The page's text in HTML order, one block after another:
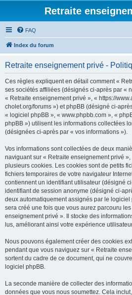
Retraite
FAQ
Index du forum
Retraite enseignement privé -
Ces règles expliquent en détail comment «
ses sociétés affiliées (désignés ci-après par «
« Retraite enseignement privé », « https://
cholet.org/forums ») et phpBB (désigné ci-
« logiciel phpBB », « www.phpbb.com », «
phpBB ») utilisent les informations collectées
(désignées ci-après par « vos informations »).
Vos informations sont collectées de deux
naviguant sur « Retraite enseignement privé
plusieurs cookies. Les cookies sont de petits
fichiers temporaires de votre navigateur
contiennent un identifiant utilisateur (désigné
identifiant de session anonyme (désigné ci-
deux automatiquement assignés par le
sera créé une fois que vous aurez parcouru
enseignement privé ». Il stocke des
lus, améliorant ainsi votre expérience
Nous pouvons également créer des cookies
pendant que vous naviguez sur « Retraite
sortent du cadre de ce document, qui ne
logiciel phpBB.
La seconde manière de collecter des
données que vous nous soumettez. Cela